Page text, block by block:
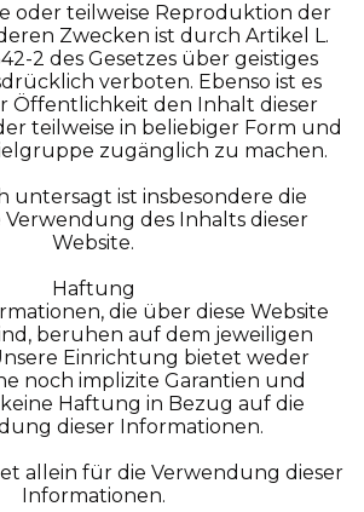
oder teilweise Reproduktion der
Zwecken ist durch Artikel L.
2 des Gesetzes über geistiges
verboten. Ebenso ist es
Öffentlichkeit den Inhalt dieser
teilweise in beliebiger Form und
zugänglich zu machen.
untersagt ist insbesondere die
des Inhalts dieser
Website.
Haftung
die über diese Website
beruhen auf dem jeweiligen
Einrichtung bietet weder
noch implizite Garantien und
Haftung in Bezug auf die
dieser Informationen.
allein für die Verwendung dieser
Informationen.